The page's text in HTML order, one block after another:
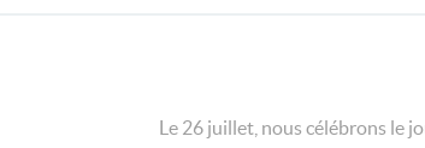
Le 26 juillet, nous célébrons le